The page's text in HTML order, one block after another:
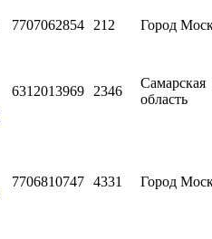
7707062854 212 Город
6312013969 2346
Самарская
область
7706810747 4331 Город